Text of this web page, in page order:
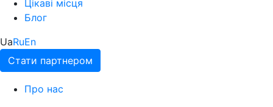
Цікаві місця
Блог
UaRuEn
Стати партнером
Про нас